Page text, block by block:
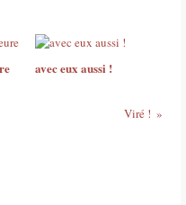
avec eux aussi !
Viré !